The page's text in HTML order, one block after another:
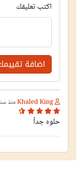
اكتب تعليقك
اضافة
Khaled King منذ
حلوه جداً